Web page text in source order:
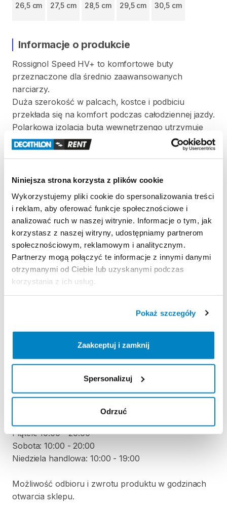
Niniejsza strona korzysta z plików cookie
Wykorzystujemy pliki cookie do spersonalizowania treści
i reklam, aby oferować funkcje społecznościowe i
analizować ruch w naszej witrynie. Informacje o tym, jak
korzystasz z naszej witryny, udostępniamy partnerom
społecznościowym, reklamowym i analitycznym.
Partnerzy mogą połączyć te informacje z innymi danymi
otrzymanymi od Ciebie lub uzyskanymi podczas
korzystania z ich usług.
Pokaż szczegóły
Zaakceptuj i zamknij
Spersonalizuj
Odrzuć
26,5 cm 27,5 cm 28,5 cm 29,5 cm 30,5 cm
Informacje o produkcie
Rossignol Speed HV+ to komfortowe buty
przeznaczone dla średnio zaawansowanych
narciarzy.
Duża szerokość w palcach​,​ kostce i podbiciu
przekłada się na komfort podczas całodziennej jazdy.
Polarkowa izolacja buta wewnętrzengo utrzymuje
ciepło. 4 klamry z mikro
regulacją.
Szerokość: 104mm
Zasady wypożyczenia
REGULAMIN
Regulamin wypożyczalni
KAUCJA
Nie pobieramy kaucji za wypożyczenie tego
ODBIÓR I ZWROT SPRZĘTU
Poniedziałek: 10:00 - 20:00
Wtorek: 10:00 - 20:00
Piątek: 10:00 - 20:00
Sobota: 10:00 - 20:00
Niedziela handlowa: 10:00 - 19:00
Możliwość odbioru i zwrotu produktu w godzinach
otwarcia sklepu.